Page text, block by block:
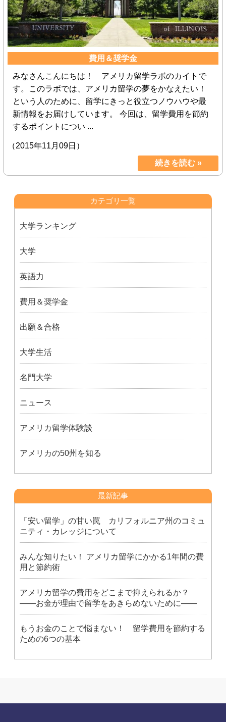
費用＆奨学金
みなさんこんにちは！ アメリカ留学ラボのカイトで
す。このラボでは、アメリカ留学の夢をかなえたい！
という人のために、留学にきっと役立つノウハウや最
新情報をお届けしています。 今回は、留学費用を節約
するポイントについ ...
（2015年11月09日）
続きを読む »
カテゴリ一覧
大学ランキング
大学
英語力
費用＆奨学金
出願＆合格
大学生活
名門大学
ニュース
アメリカ留学体験談
アメリカの50州を知る
最新記事
「安い留学」の甘い罠 カリフォルニア州のコミュ
ニティ・カレッジについて
みんな知りたい！ アメリカ留学にかかる1年間の費
用と節約術
アメリカ留学の費用をどこまで抑えられるか？
――お金が理由で留学をあきらめないために――
もうお金のことで悩まない！ 留学費用を節約する
ための6つの基本